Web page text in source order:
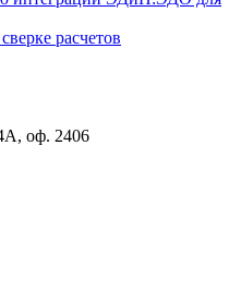
расчетов
оф. 2406